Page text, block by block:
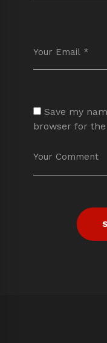
Save my
browser for